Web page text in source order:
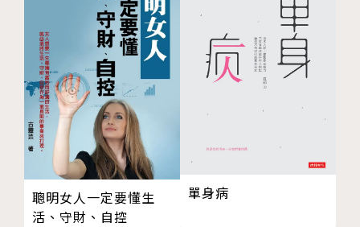
直面陰影需要勇氣，善待自己需要方法，這本日記陪你
一起前行。
你可以在書中學到：
- 梳理童年到青少年期經驗，療癒世代傳承下來的傷口
- 理解憤怒、恐懼、焦慮等情緒背後真正的原因，發現
未被處理的需求
- 透過視覺化冥想、調控呼吸等練習，養成好好照顧自
己的習慣
給過去的自己一封信
鏡子凝視
反思寫作
EFT情緒釋放療法拍打術
3 陰影探索的日記提示
探索內在小孩
探索恐懼
探索自我
探索憤怒
聰明女人一定要懂生
活、守財、自控
單身病